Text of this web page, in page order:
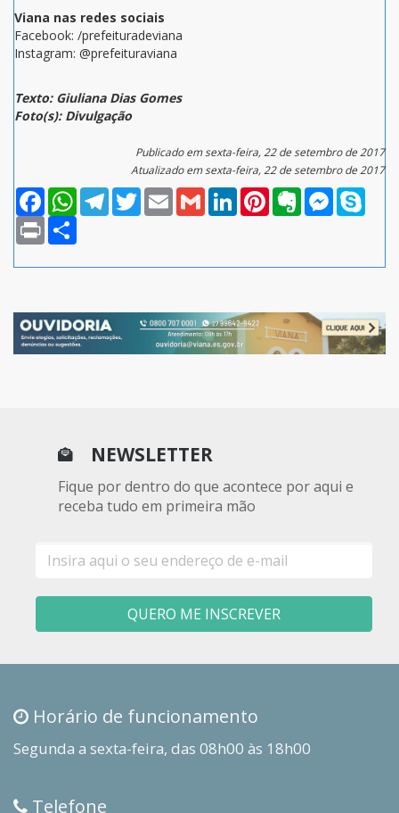
Viana nas redes sociais
Facebook: /prefeituradeviana
Instagram: @prefeituraviana
Texto: Giuliana Dias Gomes
Foto(s): Divulgação
Publicado em sexta-feira, 22 de setembro de 2017
Atualizado em sexta-feira, 22 de setembro de 2017
FacebookWhatsAppTelegramTwitterEmail Gmail LinkedInPinterestEvernoteMessenger
Print
NEWSLETTER
Fique por dentro do que acontece por aqui e
receba tudo em primeira mão
mail
QUERO ME INSCREVER
Horário de funcionamento
Segunda a sexta-feira, das 08h00 às 18h00
Telefone